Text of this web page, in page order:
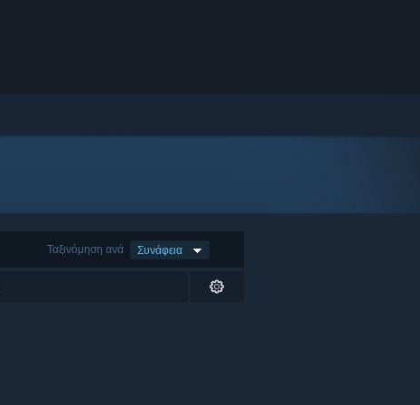
Ταξινόμηση ανά Συνάφεια